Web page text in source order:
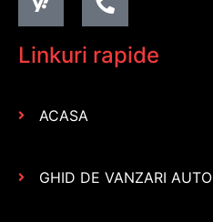
Linkuri rapide
ACASA
GHID DE VANZARI AUTO